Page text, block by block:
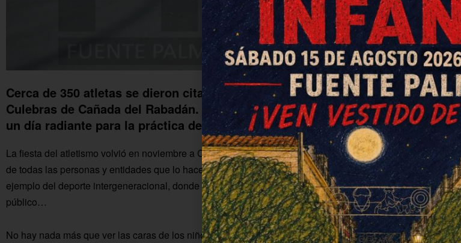
Cerca de 350 atletas se dieron cita ayer domingo en la XI edición del Cross Las
Culebras de Cañada del Rabadán. Gran jornada de atletismo y convivencia en
un día radiante para la práctica deportiva.
La fiesta del atletismo volvió en noviembre a Cañada del Rabadán de la mano del XI Cross Las Culebras y
de todas las personas y entidades que lo hacen posible. Las carreras populares siguen siendo el mayor
ejemplo del deporte intergeneracional, donde disfrutan grandes y pequeños, familias enteras, clubes,
público…
No hay nada más que ver las caras de los niños y niñas antes, durante y después de sus pruebas. Son los